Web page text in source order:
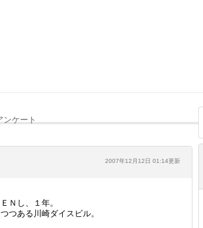
ンケート
2007年12月12日 01:14更新
Ｎし、１年。
つある川崎ダイスビル。